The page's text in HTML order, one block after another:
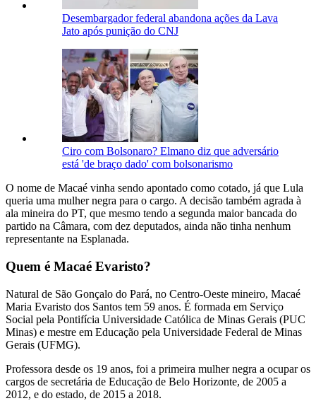
Desembargador federal abandona ações da Lava
Jato após punição do CNJ
Ciro com Bolsonaro? Elmano diz que adversário
está 'de braço dado' com bolsonarismo
O nome de Macaé vinha sendo apontado como cotado, já que Lula
queria uma mulher negra para o cargo. A decisão também agrada à
ala mineira do PT, que mesmo tendo a segunda maior bancada do
partido na Câmara, com dez deputados, ainda não tinha nenhum
representante na Esplanada.
Quem é Macaé Evaristo?
Natural de São Gonçalo do Pará, no Centro-Oeste mineiro, Macaé
Maria Evaristo dos Santos tem 59 anos. É formada em Serviço
Social pela Pontifícia Universidade Católica de Minas Gerais (PUC
Minas) e mestre em Educação pela Universidade Federal de Minas
Gerais (UFMG).
Professora desde os 19 anos, foi a primeira mulher negra a ocupar os
cargos de secretária de Educação de Belo Horizonte, de 2005 a
2012, e do estado, de 2015 a 2018.